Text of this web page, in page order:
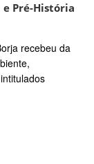
Pré-História
recebeu da